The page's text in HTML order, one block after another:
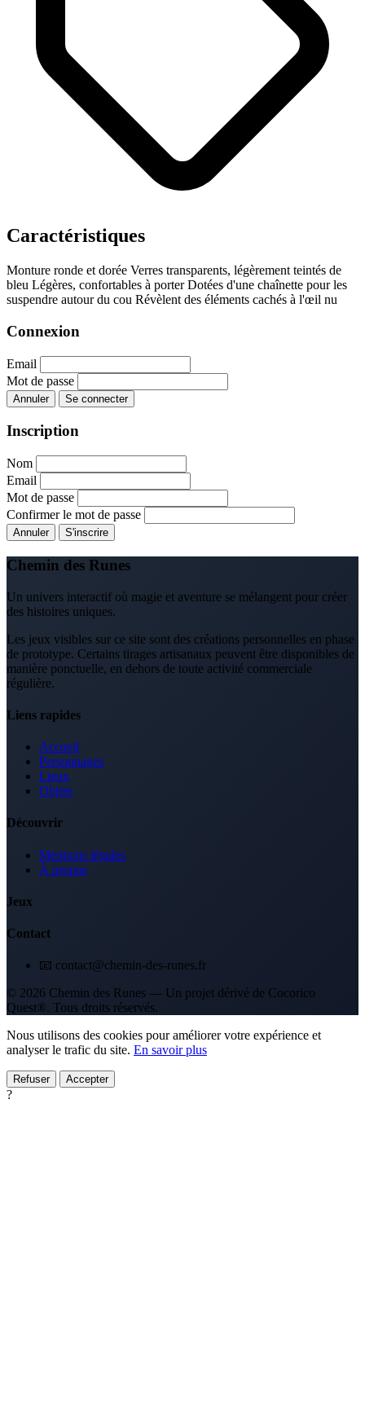
Caractéristiques
Monture ronde et dorée Verres transparents, légèrement teintés de
bleu Légères, confortables à porterDotées d'une chaînette pour les
suspendre autour du cou Révèlent des éléments cachés à l'œil nu
Connexion
Email
Mot de passe
Annuler Se connecter
Inscription
Nom
Email
Mot de passe
Confirmer le mot de passe
Annuler S'inscrire
Chemin des Runes
Un univers interactif où magie et aventure se mélangent pour créer
des histoires uniques.
Les jeux visibles sur ce site sont des créations personnelles en phase
de prototype. Certains tirages artisanaux peuvent être disponibles de
manière ponctuelle, en dehors de toute activité commerciale
régulière.
Liens rapides
Accueil
Personnages
Lieux
Objets
Découvrir
Mentions légales
À propos
Jeux
Contact
📧 contact@chemin-des-runes.fr
© 2026 Chemin des Runes — Un projet dérivé de Cocorico
Quest®. Tous droits réservés.
Nous utilisons des cookies pour améliorer votre expérience et
analyser le trafic du site. En savoir plus
Refuser Accepter
?